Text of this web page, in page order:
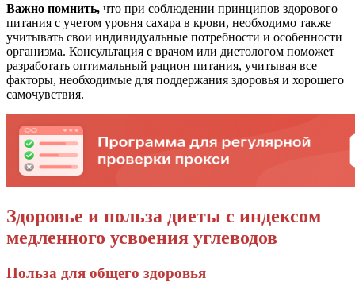
Важно помнить, что при соблюдении принципов здорового
питания с учетом уровня сахара в крови, необходимо также
учитывать свои индивидуальные потребности и особенности
организма. Консультация с врачом или диетологом поможет
разработать оптимальный рацион питания, учитывая все
факторы, необходимые для поддержания здоровья и хорошего
самочувствия.
Здоровье и польза диеты с индексом
медленного усвоения углеводов
Польза для общего здоровья